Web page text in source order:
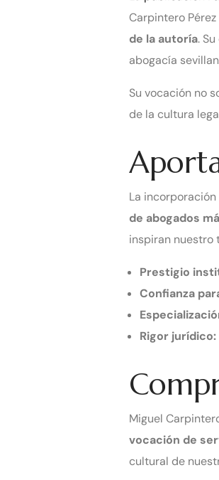
Carpintero
de la autoría.
abogacía
Su vocación no
de la cultura
La
de abogados
inspiran nuestro
Prestigio
Confianza
Rigor jurídico:
Miguel
vocación de
cultural de